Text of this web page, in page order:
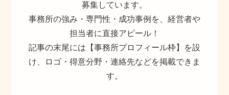
募集しています。
事務所の強み・専門性・成功事例を、経営者や
担当者に直接アピール！
記事の末尾には【事務所プロフィール枠】を設
け、ロゴ・得意分野・連絡先などを掲載できま
す。